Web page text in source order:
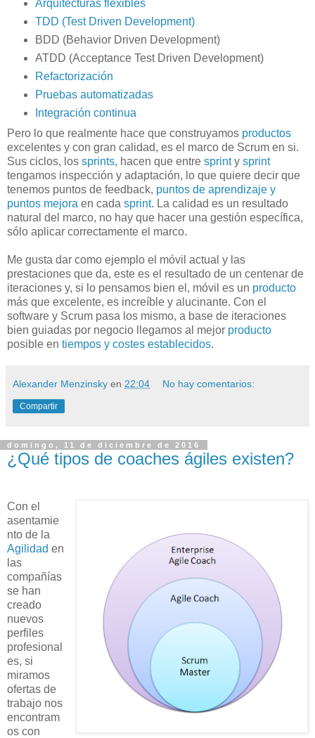
Arquitecturas flexibles
TDD (Test Driven Development)
BDD (Behavior Driven Development)
ATDD (Acceptance Test Driven Development)
Refactorización
Pruebas automatizadas
Integración continua
Pero lo que realmente hace que construyamos productos
excelentes y con gran calidad, es el marco de Scrum en si.
Sus ciclos, los sprints, hacen que entre sprinty sprint
tengamos inspección y adaptación, lo que quiere decir que
tenemos puntos de feedback, puntos de aprendizaje y
puntos mejora en cada sprint. La calidad es un resultado
natural del marco, no hay que hacer una gestión específica,
sólo aplicar correctamente el marco.
Me gusta dar como ejemplo el móvil actual y las
prestaciones que da, este es el resultado de un centenar de
iteraciones y, si lo pensamos bien el, móvil es un producto
más que excelente, es increíble y alucinante. Con el
software y Scrum pasa los mismo, a base de iteraciones
bien guiadas por negocio llegamos al mejor producto
posible en tiempos y costes establecidos.
Alexander Menzinsky en 22:04 No hay comentarios:
Compartir
domingo, 11 de diciembre de 2016
¿Qué tipos de coaches ágiles existen?
Con el
asentamie
nto de la
Agilidad en
las
compañías
se han
creado
nuevos
perfiles
profesional
es, si
miramos
ofertas de
trabajo nos
encontram
os con